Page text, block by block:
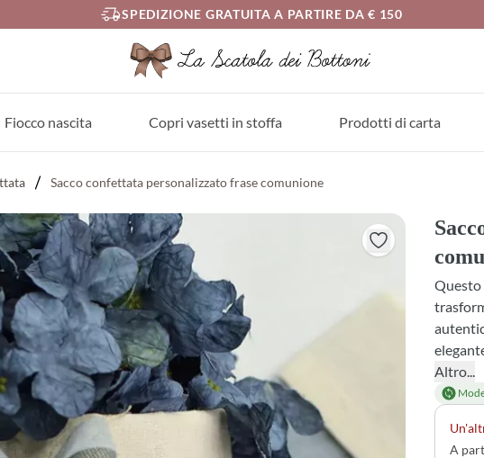
SPEDIZIONE GRATUITA A PARTIRE DA € 150
Fiocco nascita Copri vasetti in stoffa Prodotti di carta
Sacco confettata personalizzato frase comunione
Questo
con
per
Altro...
A